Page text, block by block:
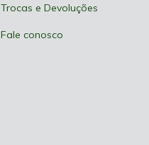
Trocas e Devoluções
Fale conosco